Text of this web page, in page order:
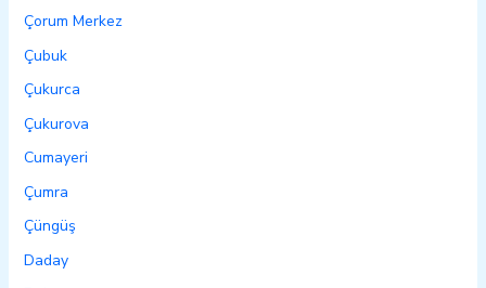
Çorum Merkez
Çubuk
Çukurca
Çukurova
Cumayeri
Çumra
Çüngüş
Daday